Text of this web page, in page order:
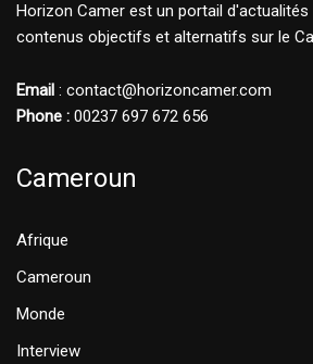
Horizon Camer est un portail
contenus objectifs et alternatifs sur le
Email : contact@horizoncamer.com
Phone : 00237 697 672 656
Cameroun
Afrique
Cameroun
Monde
Interview